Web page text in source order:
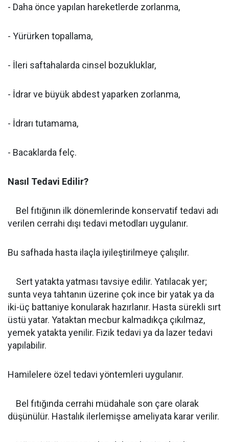
- Daha önce yapılan hareketlerde zorlanma,
- Yürürken topallama,
- İleri saftahalarda cinsel bozukluklar,
- İdrar ve büyük abdest yaparken zorlanma,
- İdrarı tutamama,
- Bacaklarda felç.
Nasıl Tedavi Edilir?
Bel fıtığının ilk dönemlerinde konservatif tedavi adı
verilen cerrahi dışı tedavi metodları uygulanır.
Bu safhada hasta ilaçla iyileştirilmeye çalışılır.
Sert yatakta yatması tavsiye edilir. Yatılacak yer;
sunta veya tahtanın üzerine çok ince bir yatak ya da
iki-üç battaniye konularak hazırlanır. Hasta sürekli sırt
üstü yatar. Yataktan mecbur kalmadıkça çıkılmaz,
yemek yatakta yenilir. Fizik tedavi ya da lazer tedavi
yapılabilir.
Hamilelere özel tedavi yöntemleri uygulanır.
Bel fıtığında cerrahi müdahale son çare olarak
düşünülür. Hastalık ilerlemişse ameliyata karar verilir.